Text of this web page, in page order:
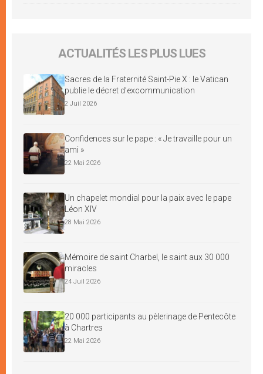
ACTUALITÉS LES PLUS LUES
Sacres de la Fraternité Saint-Pie X : le Vatican
publie le décret d’excommunication
2 Juil 2026
Confidences sur le pape : « Je travaille pour un
ami »
22 Mai 2026
Un chapelet mondial pour la paix avec le pape
Léon XIV
28 Mai 2026
Mémoire de saint Charbel, le saint aux 30 000
miracles
24 Juil 2026
20 000 participants au pèlerinage de Pentecôte
à Chartres
22 Mai 2026